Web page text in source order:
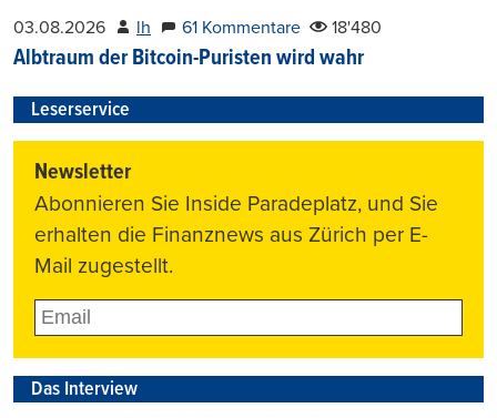
03.08.2026 lh 61 Kommentare 18'480
Albtraum der Bitcoin-Puristen wird wahr
Leserservice
Newsletter
Abonnieren Sie Inside Paradeplatz, und Sie
erhalten die Finanznews aus Zürich per E-
Mail zugestellt.
Das Interview